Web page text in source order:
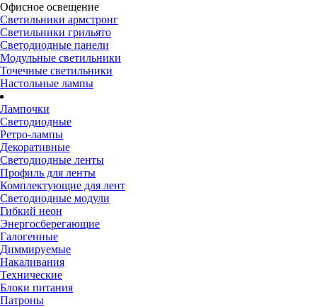
Офисное освещение
Светильники армстронг
Светильники грильято
Светодиодные панели
Модульные светильники
Точечные светильники
Настольные лампы
Лампочки
Светодиодные
Ретро-лампы
Декоративные
Светодиодные ленты
Профиль для ленты
Комплектующие для лент
Светодиодные модули
Гибкий неон
Энергосберегающие
Галогенные
Диммируемые
Накаливания
Технические
Блоки питания
Патроны